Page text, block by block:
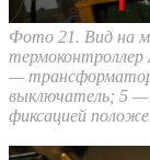
Фото 21. Вид на
—
выключатель; 5 —
фиксацией